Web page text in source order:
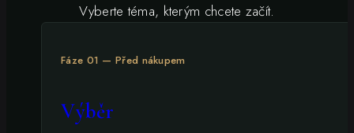
Vyberte téma, kterým chcete začít.
Fáze 01 — Před nákupem
Výběr